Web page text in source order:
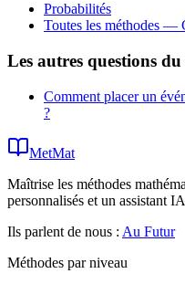
Probabilités
Toutes les méthodes —
Les autres questions
Comment placer un
?
MetMat
Maîtrise les méthodes
personnalisés et un assistant
Ils parlent de nous : Au Futur
Méthodes par niveau